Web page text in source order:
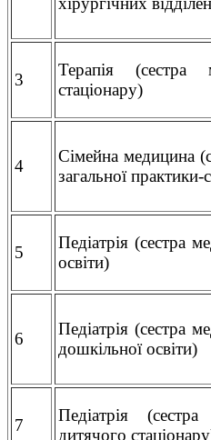
3
Терапія
стаціонару)
4
Сімейна медицина
загальної
5
Педіатрія (сестра
освіти)
6
Педіатрія (сестра
дошкільної освіти)
7
Педіатрія
дитячого